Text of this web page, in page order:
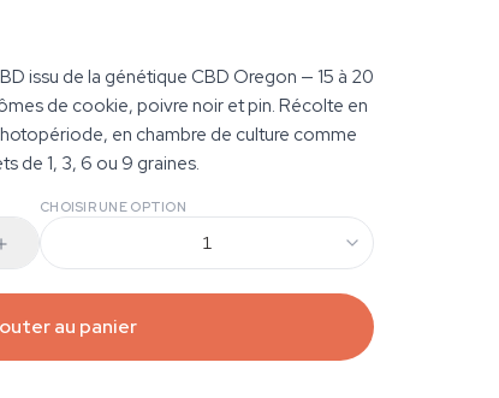
issu de la génétique CBD Oregon — 15 à 20
de cookie, poivre noir et pin. Récolte en
en chambre de culture comme
de 1, 3, 6 ou 9 graines.
CHOISIR UNE OPTION
1
au panier